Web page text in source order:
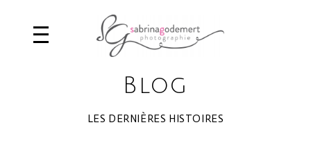
Blog
LES DERNIÈRES HISTOIRES